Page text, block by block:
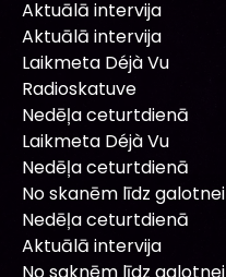
Aktuālā intervija
Aktuālā intervija
Laikmeta Déjà Vu
Radioskatuve
Nedēļa ceturtdienā
Laikmeta Déjà Vu
Nedēļa ceturtdienā
No skanēm līdz galotnei
Nedēļa ceturtdienā
Aktuālā intervija
No saknēm līdz galotnei